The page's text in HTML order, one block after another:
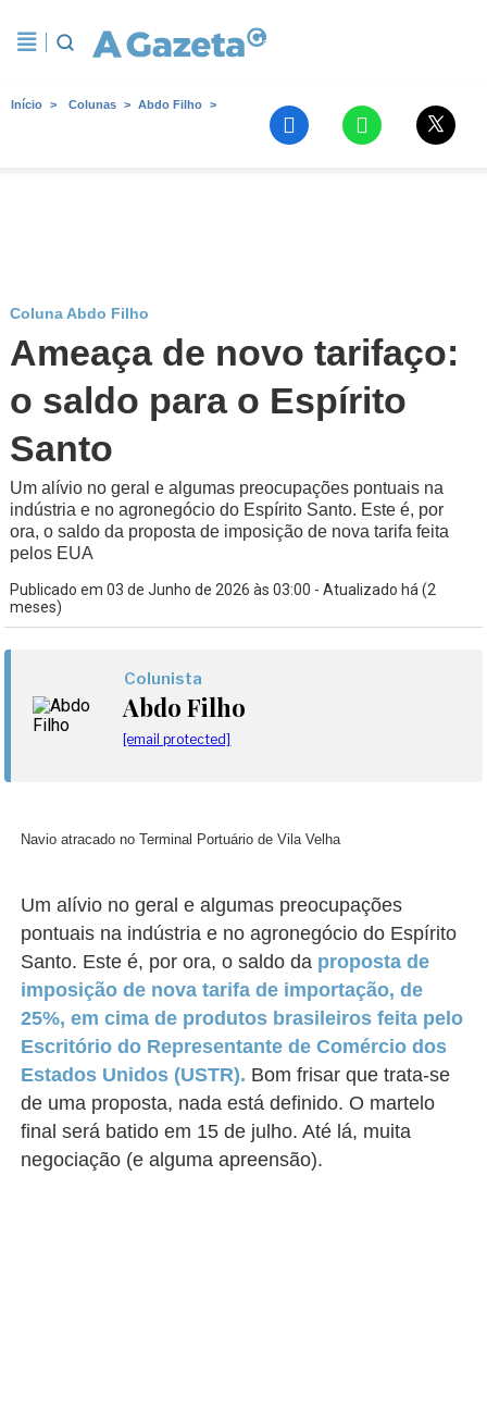
Início Colunas Abdo Filho
Coluna Abdo Filho
Ameaça de novo tarifaço:
o saldo para o Espírito
Santo
Um alívio no geral e algumas preocupações pontuais na
indústria e no agronegócio do Espírito Santo. Este é, por
ora, o saldo da proposta de imposição de nova tarifa feita
pelos EUA
Publicado em 03 de Junho de 2026 às 03:00 - Atualizado há (2
meses)
Colunista
Abdo Filho
[email protected]
Navio atracado no Terminal Portuário de Vila Velha
Um alívio no geral e algumas preocupações
pontuais na indústria e no agronegócio do Espírito
Santo. Este é, por ora, o saldo da proposta de
imposição de nova tarifa de importação, de
25%, em cima de produtos brasileiros feita pelo
Escritório do Representante de Comércio dos
Estados Unidos (USTR). Bom frisar que trata-se
de uma proposta, nada está definido. O martelo
final será batido em 15 de julho. Até lá, muita
negociação (e alguma apreensão).